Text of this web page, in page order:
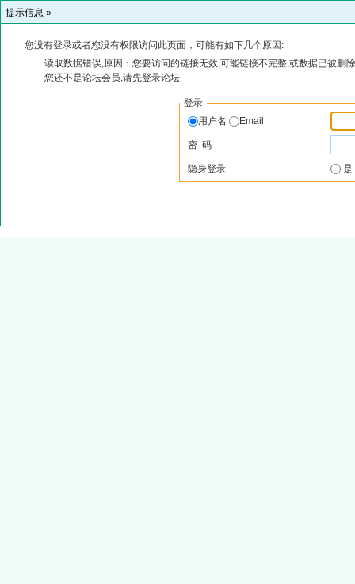
提示信息 »
您没有登录或者您没有权限访问此页面，可能有如下几个原因:
读取数据错误,原因：您要访问的链接无效,可能链接不完整,或数据已被删
您还不是论坛会员,请先登录论坛
登录
用户名
Email
密 码
隐身登录